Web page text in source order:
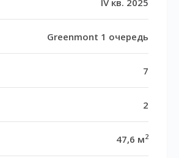
Greenmont 1 очередь
7
2
47,6 м2